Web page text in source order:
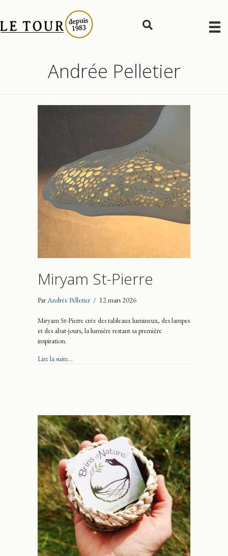
Andrée Pelletier
Miryam St-Pierre
ParAndrée Pelletier / 12 mars 2026
Miryam St-Pierre crée des tableaux lumineux, des lampes
et des abat-jours, la lumière restant sa première
inspiration.
Lire la suite...